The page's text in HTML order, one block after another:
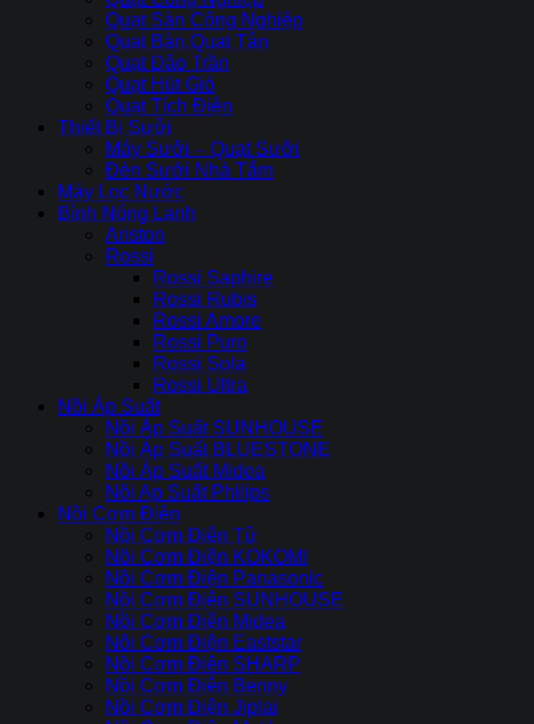
Quạt Sàn Công Nghiệp
Quạt Bàn,Quạt Tản
Quạt Đảo Trần
Quạt Hút Gió
Quạt Tích Điện
Thiết Bị Sưởi
Máy Sưởi – Quạt Sưởi
Đèn Sưởi Nhà Tắm
Máy Lọc Nước
Bình Nóng Lạnh
Ariston
Rossi
Rossi Saphire
Rossi Rubis
Rossi Amore
Rossi Puro
Rossi Sola
Rossi Ultra
Nồi Áp Suất
Nồi Áp Suất SUNHOUSE
Nồi Áp Suất BLUESTONE
Nồi Áp Suất Midea
Nồi Ap Suất Philips
Nồi Cơm Điện
Nồi Cơm Điên Tử
Nồi Cơm Điện KOKOMI
Nồi Cơm Điện Panasonic
Nồi Cơm Điện SUNHOUSE
Nồi Cơm Điện Midea
Nôi Cơm Điện Eaststar
Nồi Cơm Điên SHARP
Nồi Cơm Điện Benny
Nồi Cơm Điện Jiplai